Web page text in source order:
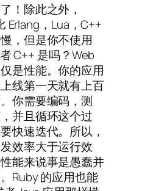
！除此之外，
Erlang，Lua，C++
，但是你不使用
C++ 是吗？Web
是性能。你的应用
线第一天就有上百
你需要编码，测
并且循环这个过
快速迭代。所以，
效率大于运行效
能来说事是愚蠢并
Ruby 的应用也能